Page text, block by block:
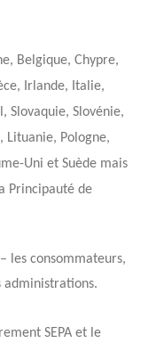
Belgique, Chypre,
Irlande, Italie,
Slovaquie, Slovénie,
Lituanie, Pologne,
Uni et Suède mais
Principauté de
– les consommateurs,
administrations.
SEPA et le